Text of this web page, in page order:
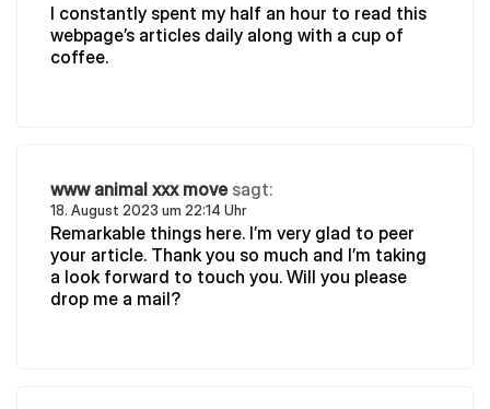
I constantly spent my half an hour to read this
webpage’s articles daily along with a cup of
coffee.
www animal xxx move sagt:
18. August 2023 um 22:14 Uhr
Remarkable things here. I’m very glad to peer
your article. Thank you so much and I’m taking
a look forward to touch you. Will you please
drop me a mail?